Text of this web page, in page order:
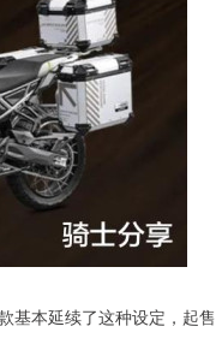
基本延续了这种设定，起售